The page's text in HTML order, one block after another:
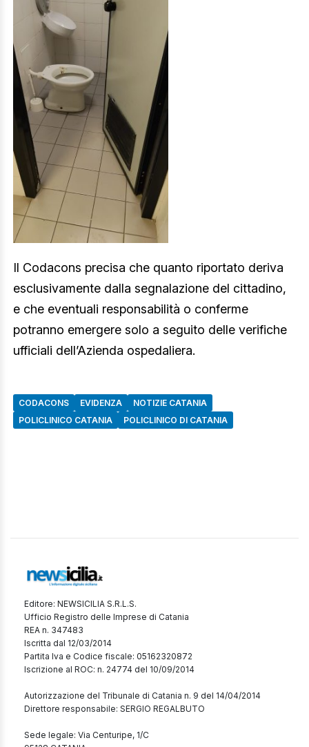
Il Codacons precisa che quanto riportato deriva
esclusivamente dalla segnalazione del cittadino,
e che eventuali responsabilità o conferme
potranno emergere solo a seguito delle verifiche
ufficiali dell’Azienda ospedaliera.
CODACONS EVIDENZA
NOTIZIE CATANIA
POLICLINICO CATANIA
POLICLINICO DI CATANIA
Editore: NEWSICILIA S.R.L.S.
Ufficio Registro delle Imprese di Catania
REA n. 347483
Iscritta dal 12/03/2014
Partita Iva e Codice fiscale: 05162320872
Iscrizione al ROC: n. 24774 del 10/09/2014
Autorizzazione del Tribunale di Catania n. 9 del 14/04/2014
Direttore responsabile: SERGIO REGALBUTO
Sede legale: Via Centuripe, 1/C